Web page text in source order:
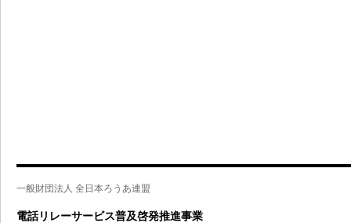
一般財団法人 全日本ろうあ連盟
電話リレーサービス普及啓発推進事業